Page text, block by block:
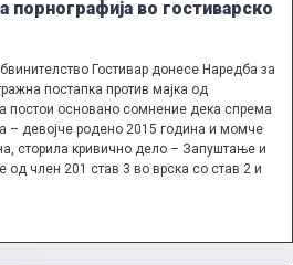
порнографија во гостиварско
Гостивар донесе Наредба за
постапка против мајка од
постои основано сомнение дека спрема
– девојче родено 2015 година и момче
сторила кривично дело – Запуштање и
од член 201 став 3 во врска со став 2 и